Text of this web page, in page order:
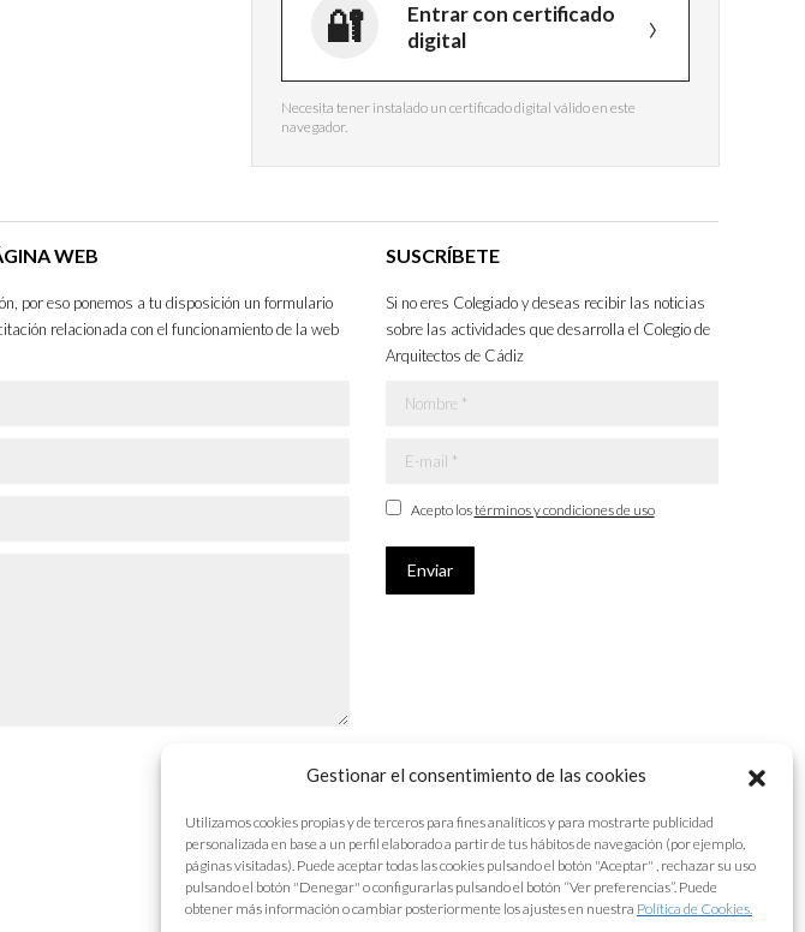
Gestionar el consentimiento de las cookies
Utilizamos cookies propias y de terceros para fines analíticos y para mostrarte publicidad
personalizada en base a un perfil elaborado a partir de tus hábitos de navegación (por ejemplo,
páginas visitadas). Puede aceptar todas las cookies pulsando el botón "Aceptar" , rechazar su uso
pulsando el botón "Denegar" o configurarlas pulsando el botón “Ver preferencias”. Puede
obtener más información o cambiar posteriormente los ajustes en nuestra Política de Cookies.
Entrar con certificado
digital
Necesita tener instalado un certificado digital válido en este
navegador.
WEB
por eso ponemos a tu disposición un formulario
relacionada con el funcionamiento de la web
SUSCRÍBETE
Si no eres Colegiado y deseas recibir las noticias
sobre las actividades que desarrolla el Colegio de
Arquitectos de Cádiz
Nombre *
E-mail *
Acepto lostérminos y condiciones de uso
Enviar